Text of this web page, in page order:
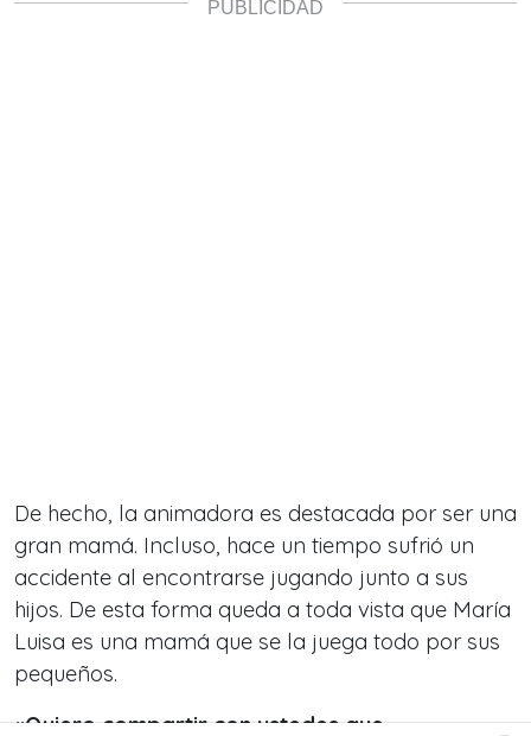
De hecho, la animadora es destacada por ser una
gran mamá. Incluso, hace un tiempo sufrió un
accidente al encontrarse jugando junto a sus
hijos. De esta forma queda a toda vista que María
Luisa es una mamá que se la juega todo por sus
pequeños.
«Quiero compartir con ustedes que